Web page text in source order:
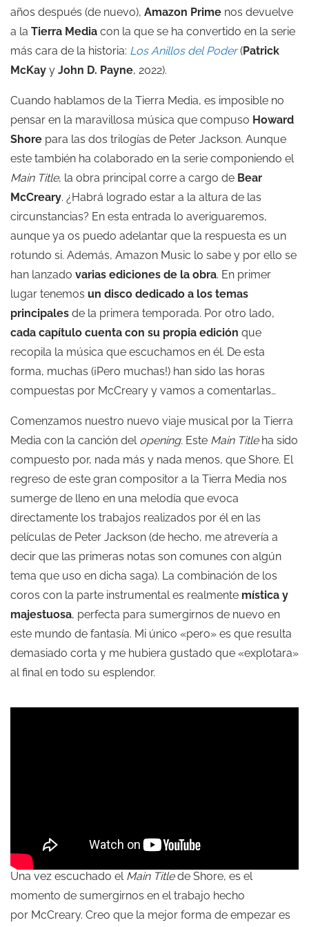
años después (de nuevo), Amazon Prime nos devuelve
a la Tierra Media con la que se ha convertido en la serie
más cara de la historia: Los Anillos del Poder(Patrick
McKay y John D. Payne, 2022).
Cuando hablamos de la Tierra Media, es imposible no
pensar en la maravillosa música que compuso Howard
Shore para las dos trilogías de Peter Jackson. Aunque
este también ha colaborado en la serie componiendo el
Main Title, la obra principal corre a cargo de Bear
McCreary. ¿Habrá logrado estar a la altura de las
circunstancias? En esta entrada lo averiguaremos,
aunque ya os puedo adelantar que la respuesta es un
rotundo si. Además, Amazon Music lo sabe y por ello se
han lanzado varias ediciones de la obra. En primer
lugar tenemos un disco dedicado a los temas
principales de la primera temporada. Por otro lado,
cada capítulo cuenta con su propia edición que
recopila la música que escuchamos en él. De esta
forma, muchas (¡Pero muchas!) han sido las horas
compuestas por McCreary y vamos a comentarlas…
Comenzamos nuestro nuevo viaje musical por la Tierra
Media con la canción delopening. Este Main Titleha sido
compuesto por, nada más y nada menos, que Shore. El
regreso de este gran compositor a la Tierra Media nos
sumerge de lleno en una melodía que evoca
directamente los trabajos realizados por él en las
películas de Peter Jackson (de hecho, me atrevería a
decir que las primeras notas son comunes con algún
tema que uso en dicha saga). La combinación de los
coros con la parte instrumental es realmente mística y
majestuosa, perfecta para sumergirnos de nuevo en
este mundo de fantasía. Mi único «pero» es que resulta
demasiado corta y me hubiera gustado que «explotara»
al final en todo su esplendor.
Una vez escuchado el Main Titlede Shore, es el
momento de sumergirnos en el trabajo hecho
por McCreary. Creo que la mejor forma de empezar es